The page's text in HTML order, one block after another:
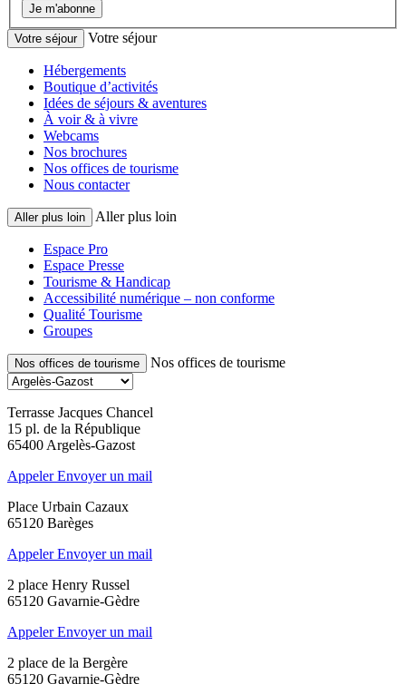
Je m'abonne
Votre séjour Votre séjour
Hébergements
Boutique d’activités
Idées de séjours & aventures
À voir & à vivre
Webcams
Nos brochures
Nos offices de tourisme
Nous contacter
Aller plus loin Aller plus loin
Espace Pro
Espace Presse
Tourisme & Handicap
Accessibilité numérique – non conforme
Qualité Tourisme
Groupes
Nos offices de tourisme Nos offices de tourisme
Terrasse Jacques Chancel
15 pl. de la République
65400 Argelès-Gazost
AppelerEnvoyer un mail
Place Urbain Cazaux
65120 Barèges
AppelerEnvoyer un mail
2 place Henry Russel
65120 Gavarnie-Gèdre
AppelerEnvoyer un mail
2 place de la Bergère
65120 Gavarnie-Gèdre